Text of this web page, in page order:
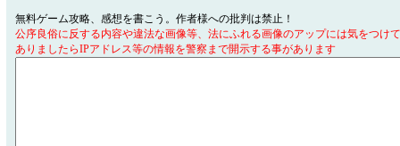
無料ゲーム攻略、感想を書こう。作者様への批判は禁止！
公序良俗に反する内容や違法な画像等、法にふれる画像のアップには気をつけ
ありましたらIPアドレス等の情報を警察まで開示する事があります